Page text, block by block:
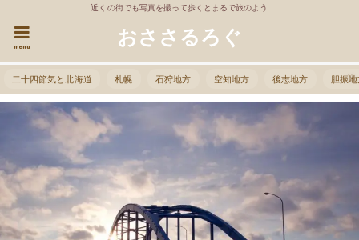
近くの街でも写真を撮って歩くとまるで旅のよう
おささるろぐ
menu
二十四節気と北海道 札幌 石狩地方 空知地方 後志地方 胆振